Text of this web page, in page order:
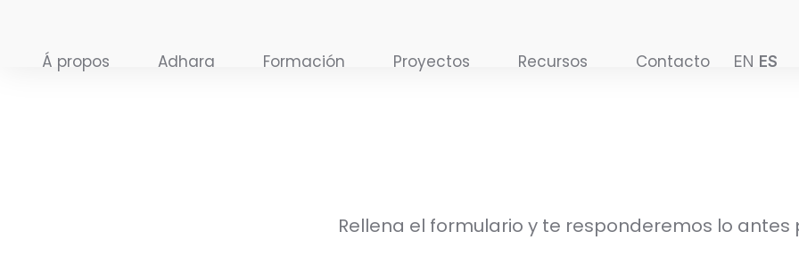
contenidoÁ propos Adhara Formación Proyectos Recursos Contacto EN ES
Rellena el formulario y te responderemos lo antes